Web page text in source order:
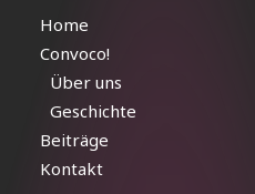
Home
Convoco!
Über uns
Geschichte
Beiträge
Kontakt